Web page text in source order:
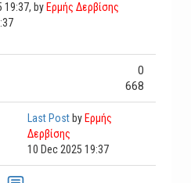
19:37, by Ερμής Δερβίσης
0
668
Last Post by Ερμής
Δερβίσης
10 Dec 2025 19:37